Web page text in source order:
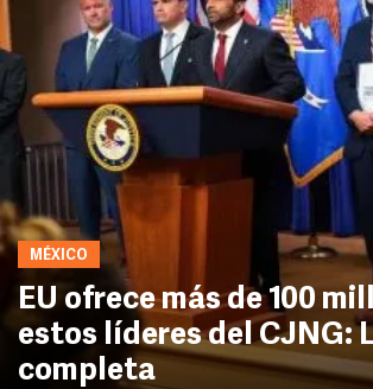
MÉXICO
EU ofrece más de 100
estos líderes del CJNG:
completa